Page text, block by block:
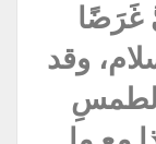
غَرَضًا
وقد
لطمسِ